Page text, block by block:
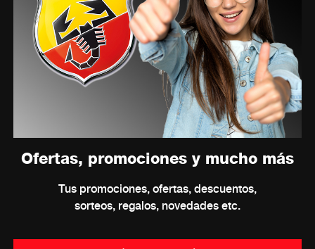
Ofertas, promociones y mucho más
Tus promociones, ofertas, descuentos,
sorteos, regalos, novedades etc.